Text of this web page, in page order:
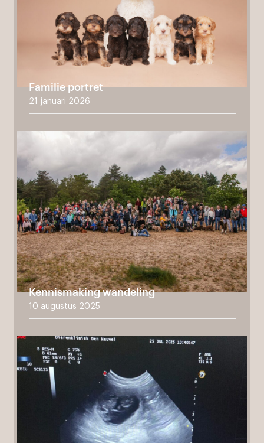
Familie portret
21 januari 2026
Kennismaking wandeling
10 augustus 2025